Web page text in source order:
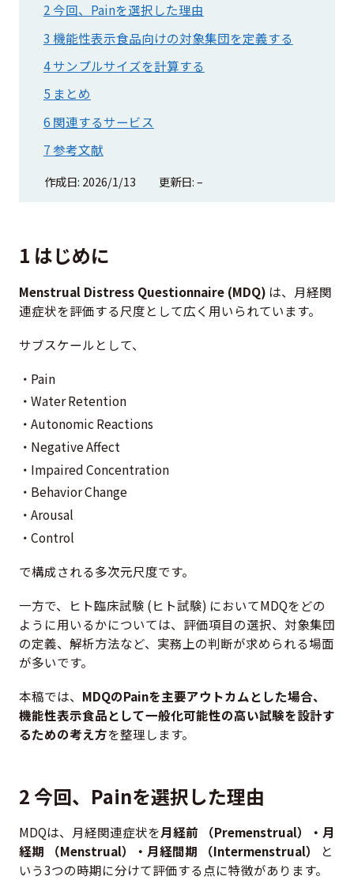
2 今回、Painを選択した理由
3 機能性表示食品向けの対象集団を定義する
4 サンプルサイズを計算する
5 まとめ
6 関連するサービス
7 参考文献
作成日: 2026/1/13 更新日: –
1 はじめに
Menstrual Distress Questionnaire (MDQ) は、月経関
連症状を評価する尺度として広く用いられています。
サブスケールとして、
Pain
Water Retention
Autonomic Reactions
Negative Affect
Impaired Concentration
Behavior Change
Arousal
Control
で構成される多次元尺度です。
一方で、ヒト臨床試験 (ヒト試験) においてMDQをどの
ように用いるかについては、評価項目の選択、対象集団
の定義、解析方法など、実務上の判断が求められる場面
が多いです。
本稿では、 MDQのPainを主要アウトカムとした場合、
機能性表示食品として一般化可能性の高い試験を設計す
るための考え方を整理します。
2 今回、Painを選択した理由
MDQは、月経関連症状を月経前 （Premenstrual）・月
経期 （Menstrual）・月経間期 （Intermenstrual）
と
いう3つの時期に分けて評価する点に特徴があります。